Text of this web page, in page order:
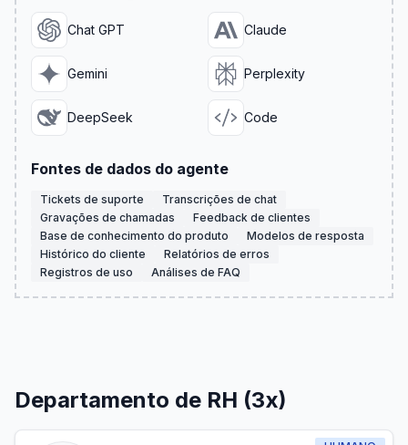
Chat GPT Claude
Gemini Perplexity
DeepSeek Code
Fontes de dados do agente
Tickets de suporte
Transcrições de chat
Gravações de chamadas
Feedback de clientes
Base de conhecimento do produto
Modelos de resposta
Histórico do cliente
Relatórios de erros
Registros de uso
Análises de FAQ
Departamento de RH (3x)